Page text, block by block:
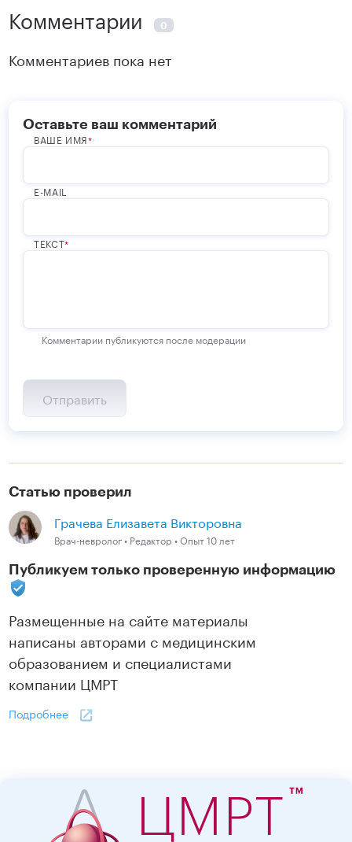
Комментарии 0
Комментариев пока нет
Оставьте ваш комментарий
ВАШЕ ИМЯ
E-MAIL
ТЕКСТ
Комментарии публикуются после модерации
Статью проверил
Грачева Елизавета Викторовна
Врач-невролог • Редактор • Опыт 10 лет
Публикуем только проверенную информацию
Размещенные на сайте материалы
написаны авторами с медицинским
образованием и специалистами
компании ЦМРТ
Подробнее